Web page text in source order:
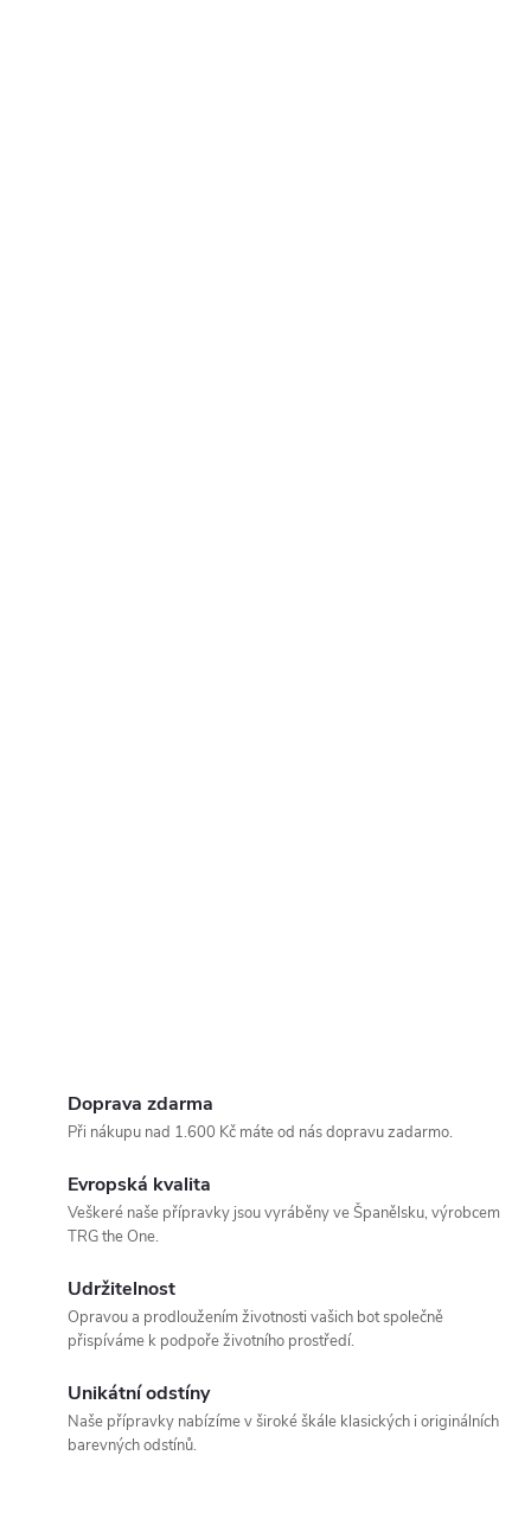
Doprava zdarma
Při nákupu nad 1.600 Kč máte od nás dopravu zadarmo.
Evropská kvalita
Veškeré naše přípravky jsou vyráběny ve Španělsku, výrobcem
TRG the One.
Udržitelnost
Opravou a prodloužením životnosti vašich bot společně
přispíváme k podpoře životního prostředí.
Unikátní odstíny
Naše přípravky nabízíme v široké škále klasických i originálních
barevných odstínů.